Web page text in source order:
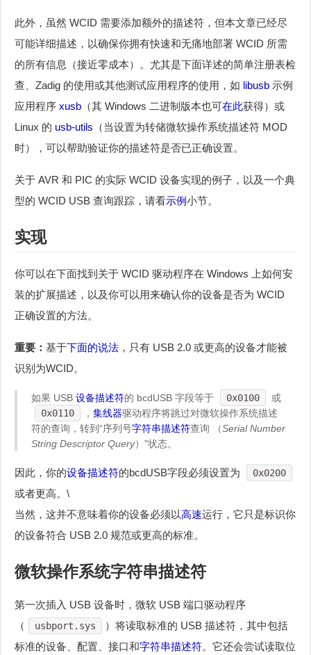
此外，虽然 WCID 需要添加额外的描述符，但本文章已经尽
可能详细描述，以确保你拥有快速和无痛地部署 WCID 所需
的所有信息（接近零成本）。尤其是下面详述的简单注册表检
查、Zadig 的使用或其他测试应用程序的使用，如 libusb 示例
应用程序 xusb （其 Windows 二进制版本也可在此获得）或
Linux 的 usb-utils （当设置为转储微软操作系统描述符 MOD
时），可以帮助验证你的描述符是否已正确设置。
关于 AVR 和 PIC 的实际 WCID 设备实现的例子，以及一个典
型的 WCID USB 查询跟踪，请看示例小节。
实现
你可以在下面找到关于 WCID 驱动程序在 Windows 上如何安
装的扩展描述，以及你可以用来确认你的设备是否为 WCID
正确设置的方法。
重要： 基于下面的说法 ，只有 USB 2.0 或更高的设备才能被
识别为WCID。
如果 USB 设备描述符的 bcdUSB 字段等于 0x0100
或
0x0110
，集线器驱动程序将跳过对微软操作系统描述
符的查询，转到“序列号字符串描述符查询 （Serial Number
String Descriptor Query）”状态。
因此，你的设备描述符的bcdUSB字段必须设置为 0x0200
或者更高。\
当然，这并不意味着你的设备必须以高速运行，它只是标识你
的设备符合 USB 2.0 规范或更高的标准。
微软操作系统字符串描述符
第一次插入 USB 设备时，微软 USB 端口驱动程序
（
usbport.sys
）将读取标准的 USB 描述符，其中包括
标准的设备、配置、接口和字符串描述符。它还会尝试读取位